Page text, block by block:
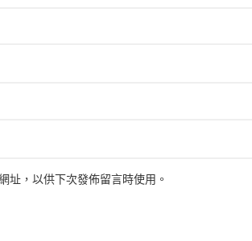
址，以供下次發佈留言時使用。